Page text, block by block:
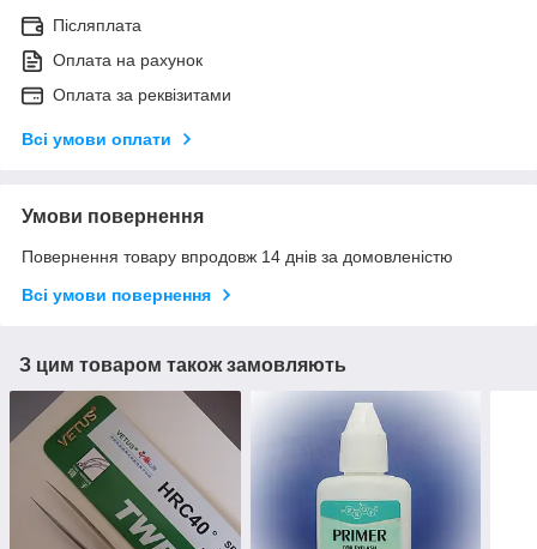
Післяплата
Оплата на рахунок
Оплата за реквізитами
Всі умови оплати
Умови повернення
Повернення товару впродовж 14 днів за домовленістю
Всі умови повернення
З цим товаром також замовляють